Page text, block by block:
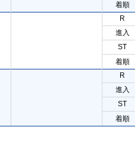
着順
R
進入
ST
着順
R
進入
ST
着順